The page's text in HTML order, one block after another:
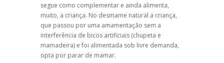
segue como complementar e ainda alimenta,
muito, a criança. No desmame natural a criança,
que passou por uma amamentação sem a
interferência de bicos artificiais (chupeta e
mamadeira) e foi alimentada sob livre demanda,
opta por parar de mamar.